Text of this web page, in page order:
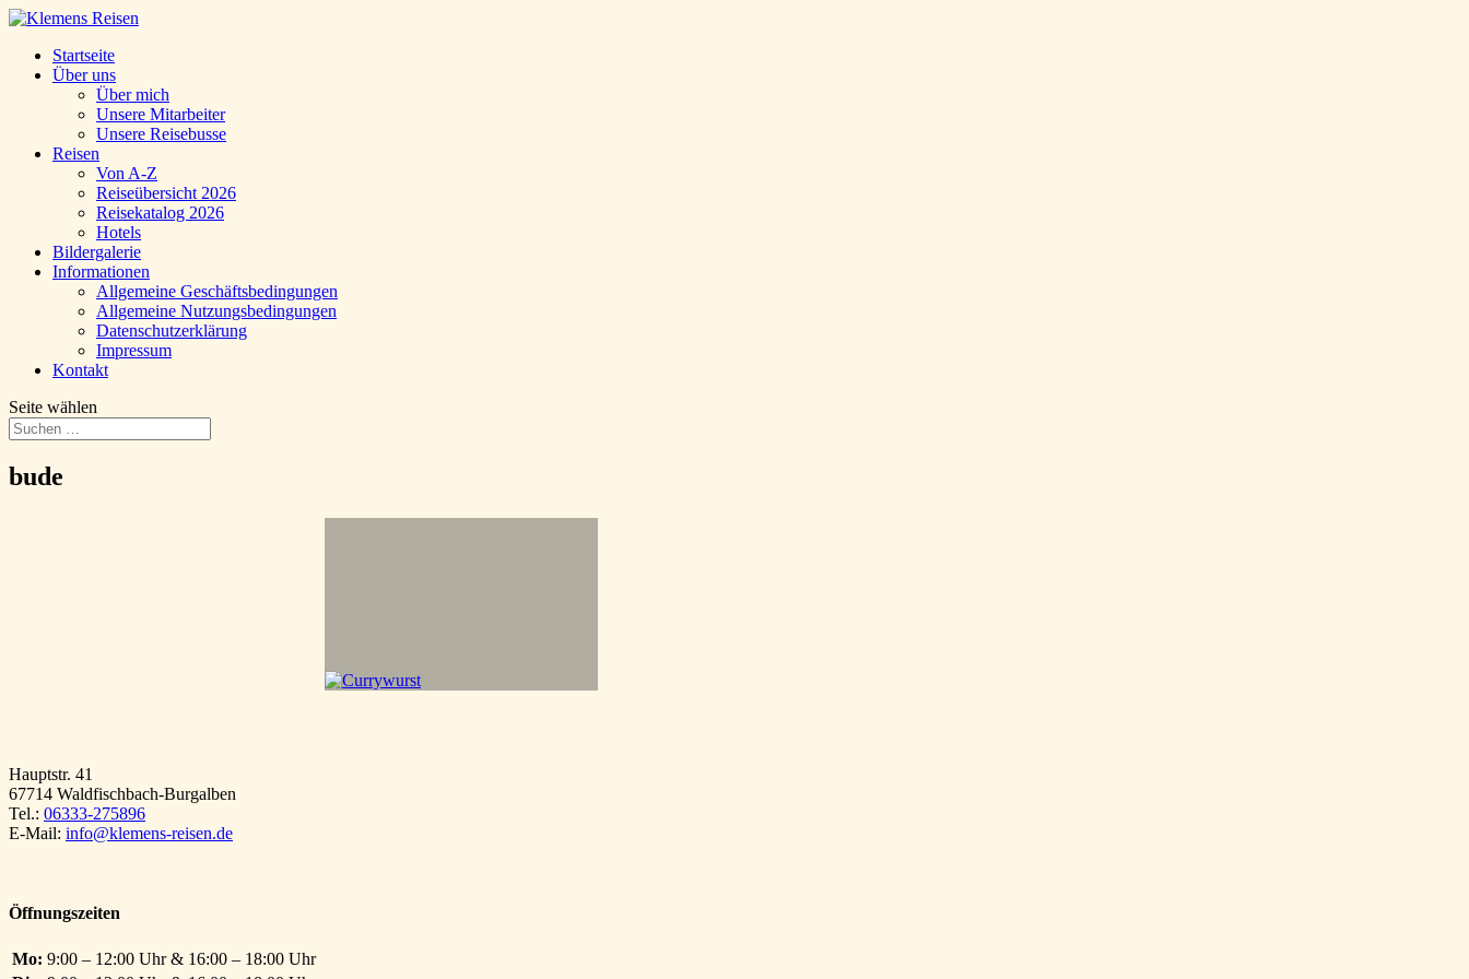
Startseite
Über uns
Über mich
Unsere Mitarbeiter
Unsere Reisebusse
Reisen
Von A-Z
Reiseübersicht 2026
Reisekatalog 2026
Hotels
Bildergalerie
Informationen
Allgemeine Geschäftsbedingungen
Allgemeine Nutzungsbedingungen
Datenschutzerklärung
Impressum
Kontakt
Seite wählen
bude
Hauptstr. 41
67714 Waldfischbach-Burgalben
Tel.: 06333-275896
E-Mail: info@klemens-reisen.de
Öffnungszeiten
Mo: 9:00 – 12:00 Uhr & 16:00 – 18:00 Uhr